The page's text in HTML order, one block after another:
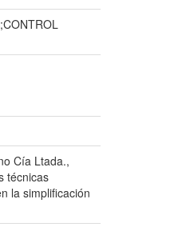
Cía Ltada.,
técnicas
la simplificación